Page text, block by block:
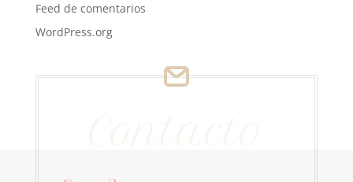
Feed de comentarios
WordPress.org
Contacto